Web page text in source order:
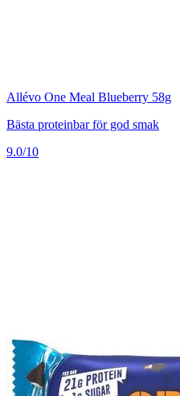
Allévo One Meal Blueberry 58g
Bästa proteinbar för god smak
9.0/10